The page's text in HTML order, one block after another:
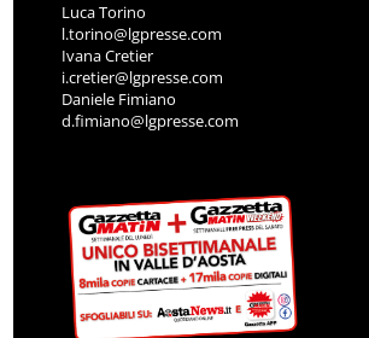
Luca Torino
l.torino@lgpresse.com
Ivana Cretier
i.cretier@lgpresse.com
Daniele Fimiano
d.fimiano@lgpresse.com